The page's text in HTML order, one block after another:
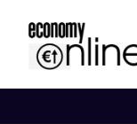
contenuto